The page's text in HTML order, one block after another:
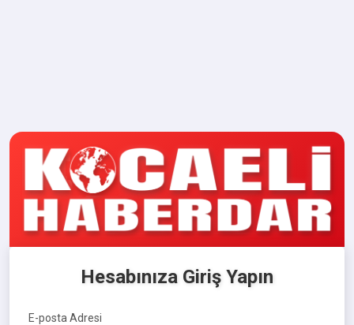
Hesabınıza Giriş Yapın
E-posta Adresi